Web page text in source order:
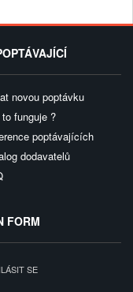
novou poptávku
funguje ?
poptávajících
dodavatelů
FORM
SE